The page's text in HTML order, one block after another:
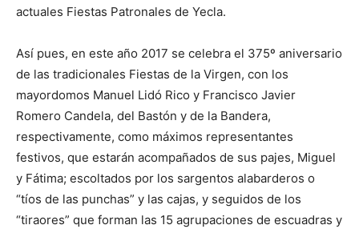
actuales Fiestas Patronales de Yecla.
Así pues, en este año 2017 se celebra el 375º aniversario
de las tradicionales Fiestas de la Virgen, con los
mayordomos Manuel Lidó Rico y Francisco Javier
Romero Candela, del Bastón y de la Bandera,
respectivamente, como máximos representantes
festivos, que estarán acompañados de sus pajes, Miguel
y Fátima; escoltados por los sargentos alabarderos o
“tíos de las punchas” y las cajas, y seguidos de los
“tiraores” que forman las 15 agrupaciones de escuadras y